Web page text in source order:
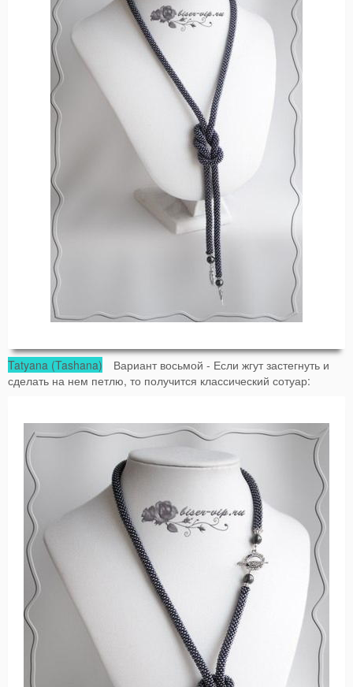
Tatyana (Tashana) Вариант восьмой - Если жгут застегнуть и
сделать на нем петлю, то получится классический сотуар: